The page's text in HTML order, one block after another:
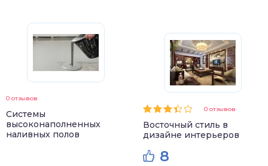
0 отзывов
Системы
высоконаполненных
наливных полов
0 отзывов
Восточный стиль в
дизайне интерьеров
8